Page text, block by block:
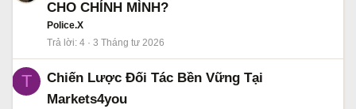
CHO CHÍNH MÌNH?
Police.X
Trả lời 4 3 Tháng tư 2026
T
Chiến Lược Đối Tác Bền Vững Tại
Markets4you